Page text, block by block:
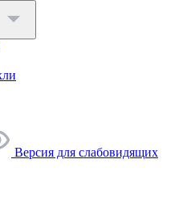
Версия для слабовидящих